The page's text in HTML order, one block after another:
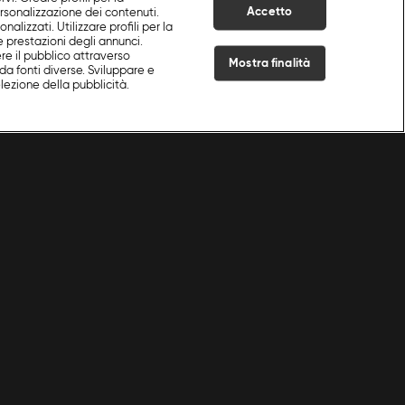
dei contenuti.
Utilizzare profili per la
prestazioni degli annunci.
il pubblico attraverso
fonti diverse. Sviluppare e
della pubblicità.
Accetto
Mostra finalità